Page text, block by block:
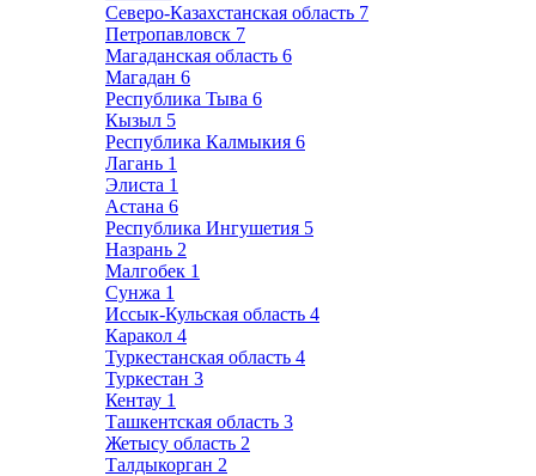
Северо-Казахстанская область 7
Петропавловск 7
Магаданская область 6
Магадан 6
Республика Тыва 6
Кызыл 5
Республика Калмыкия 6
Лагань 1
Элиста 1
Астана 6
Республика Ингушетия 5
Назрань 2
Малгобек 1
Сунжа 1
Иссык-Кульская область 4
Каракол 4
Туркестанская область 4
Туркестан 3
Кентау 1
Ташкентская область 3
Жетысу область 2
Талдыкорган 2